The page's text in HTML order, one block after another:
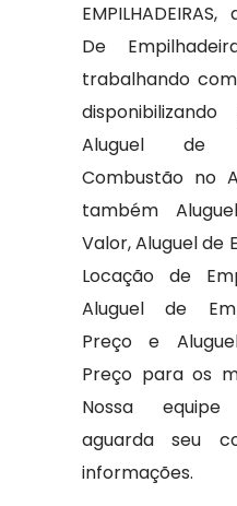
De
trabalhando
Aluguel de
Combustão no
também
Valor, Aluguel de
Locação de
Aluguel de
Preço e
Preço para os
Nossa
aguarda seu
informações.